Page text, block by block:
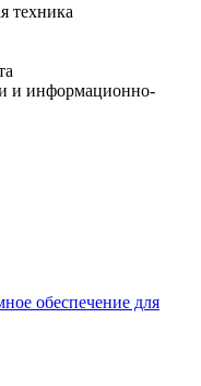
техника
и информационно-
обеспечение для